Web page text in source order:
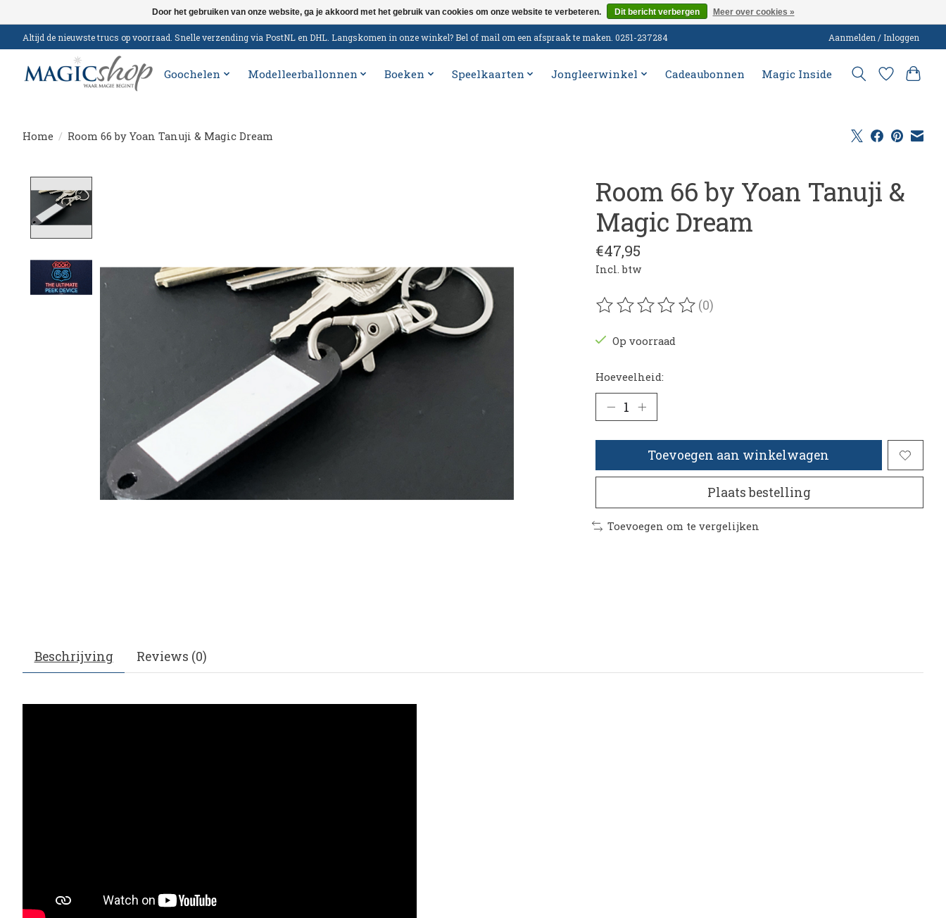
Altijd de nieuwste trucs op voorraad. Snelle verzending via PostNL en DHL. Langskomen in onze winkel? Bel of mail om een afspraak te maken. 0251-237284 Aanmelden / Inloggen
Goochelen Modelleerballonnen Boeken Speelkaarten Jongleerwinkel Cadeaubonnen Magic Inside
Home / Room 66 by Yoan Tanuji & Magic Dream
Room 66 by Yoan Tanuji &
Magic Dream
€47,95
Incl. btw
De beoordeling van dit product is
(0)
Op voorraad
Hoeveelheid:
Toevoegen aan winkelwagen
Plaats bestelling
Toevoegen om te vergelijken
Beschrijving Reviews (0)
Door het gebruiken van onze website, ga je akkoord met het gebruik van cookies om onze website te verbeteren. Dit bericht verbergen Meer over cookies »